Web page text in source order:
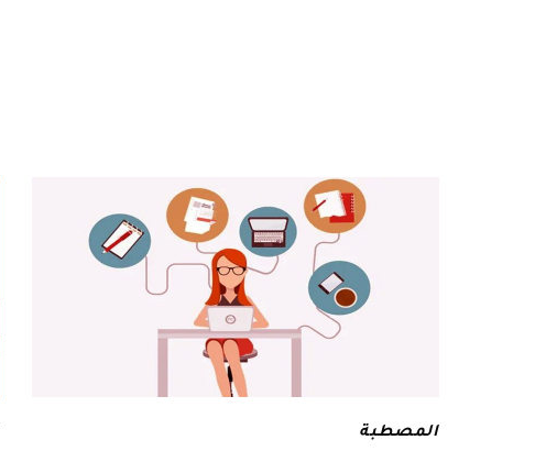
المصطبة